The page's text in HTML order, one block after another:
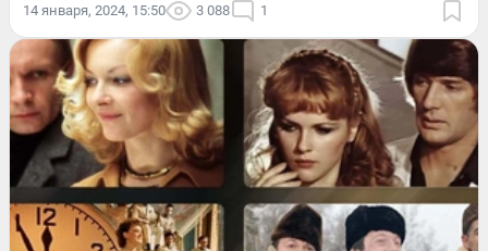
14 января, 2024, 15:50 3 088 1